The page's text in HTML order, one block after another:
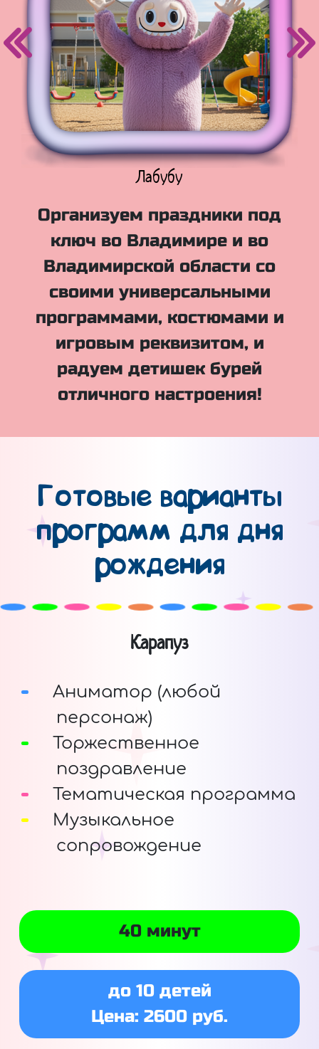
Куклы Лол
Организуем праздники под
ключ во Владимире и во
Владимирской области со
своими универсальными
программами, костюмами и
игровым реквизитом, и
радуем детишек бурей
отличного настроения!
Готовые варианты
программ для дня
рождения
Карапуз
Аниматор (любой
персонаж)
Торжественное
поздравление
Тематическая программа
Музыкальное
сопровождение
40 минут
до 10 детей
Цена: 2600 руб.